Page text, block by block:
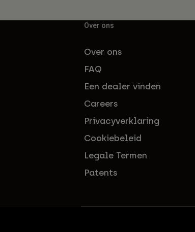
Over ons
Over ons
FAQ
Een dealer vinden
Careers
Privacyverklaring
Cookiebeleid
Legale Termen
Patents